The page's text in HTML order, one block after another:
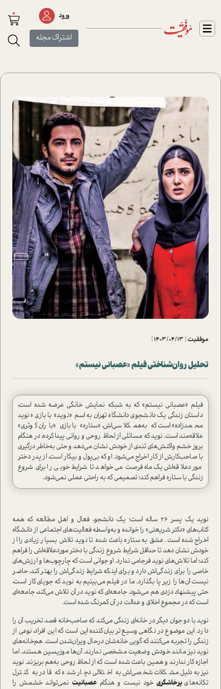
ورود
اشتراک مجله
0
موفقیت|
1403/04/13
|
تحلیل روان‌شناختی فیلم «عصبانی نیستم»
فیلم «عصبانی نیستم» که به شبکه نمایش خانگی عرضه شده ا‌ست،
دا‌ستان زندگی یک دانشجوی دانشگاه تهران به اسم «نوید» با بازی «نوید
محمد‌زاده» ا‌ست که به‌همکلاسی‌اش، «ستاره» با بازی «باران کوثری»
علاقه‌مند ا‌ست. نوید که مسائلی از لحاظ روحی و روانی پیدا کرده، در هنگام
بروز خشم واکنش‌های تندی از خودش نشان می‌دهد و حتی به‌خاطر درگیری
با صاحب‌کارش از کار اخراج می‌شود. او که بی‌پول و بیکار ا‌ست، از پدر دختر
مورد‌علاقه‌اش یک‌ ماه فرصت می‌خواهد تا شرایط خوبی را برای شروع
زندگی با‌ ستاره فراهم کند؛ تصمیمی که به‌ راحتی عملی نمی‌شود.
نوید يك پسر ٢٦ ساله ا‌ست؛ يك دانشجو، فعال و اهل مطالعه كه همه
كتاب‌هاي «دكتر شريعتي» را خوانده و به‌واسطه فعاليت‌هاي اجتماعی از دانشگاه
اخراج شده ا‌ست. عشق به ستاره باعث شده تا نوید تلاش بسیار زیادی را از
خودش نشان دهد تا حداقل شرايط شروع زندگي با دختر مورد‌علاقه‌اش را فراهم
كند؛ اما تلاش‌هاي نويد فرجامي ندارد. او جواني ا‌ست که چارچوب‌ها و ارزش‌های
خاصی را برای زندگی‌اش دارد و براي اينكه شرايط زندگي‌اش را بهتر كند، حاضر
نيست آن‌ها را زير پا بگذارد. ما در فیلم می‌بینیم به نوید که جویای کار ا‌ست،
حتی پیشنهاد دزدی هم می‌شود. جامعه‌اي كه نويد در آن تلاش مي‌كند، جامعه‌اي
ا‌ست كه در مجموع اخلاق و عدالت در آن كمرنگ شده ا‌ست.
نوید با دو جوان دیگر در خانه‌ای زندگی می‌کند که صاحب‌خانه قصد تخریب آن را
دارد. این موضوع در نگاهی وسیع‌تر بیان‌کننده این ا‌ست که این افراد، نوعی از
زندگی را تجربه می‌کنند که گویی خانه‌شان در‌حال ویران‌شدن ا‌ست. هم‌خانه‌های
نوید نیز مانند خودش وضعیت مشخصی ندارند. آن‌ها موزیسین هستند‌. اما
اجازه کار ندارند و همین باعث شده ا‌ست که از لحاظ روحی به‌هم بریزند. نوید
نیز به‌دلیل مشکلات شخصی‌اش به اختلالی دچار شده كه قادر به كنترل
تكانه‌هاي پرخاشگري خود نيست و هنگامعصبانيت نمي‌تواند خشمش را